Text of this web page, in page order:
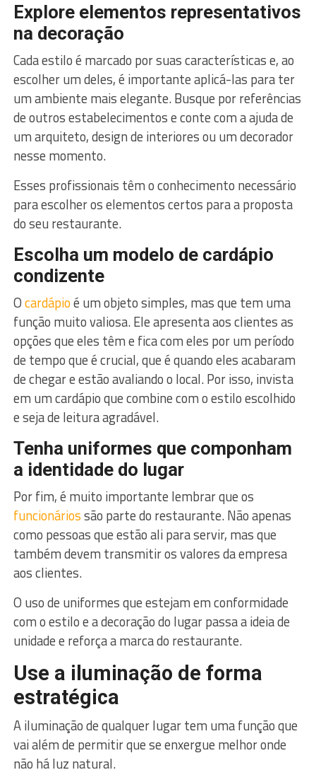
Explore elementos representativos
na decoração
Cada estilo é marcado por suas características e, ao
escolher um deles, é importante aplicá-las para ter
um ambiente mais elegante. Busque por referências
de outros estabelecimentos e conte com a ajuda de
um arquiteto, design de interiores ou um decorador
nesse momento.
Esses profissionais têm o conhecimento necessário
para escolher os elementos certos para a proposta
do seu restaurante.
Escolha um modelo de cardápio
condizente
Ocardápioé um objeto simples, mas que tem uma
função muito valiosa. Ele apresenta aos clientes as
opções que eles têm e fica com eles por um período
de tempo que é crucial, que é quando eles acabaram
de chegar e estão avaliando o local. Por isso, invista
em um cardápio que combine com o estilo escolhido
e seja de leitura agradável.
Tenha uniformes que componham
a identidade do lugar
Por fim, é muito importante lembrar que os
funcionáriossão parte do restaurante. Não apenas
como pessoas que estão ali para servir, mas que
também devem transmitir os valores da empresa
aos clientes.
O uso de uniformes que estejam em conformidade
com o estilo e a decoração do lugar passa a ideia de
unidade e reforça a marca do restaurante.
Use a iluminação de forma
estratégica
A iluminação de qualquer lugar tem uma função que
vai além de permitir que se enxergue melhor onde
não há luz natural.